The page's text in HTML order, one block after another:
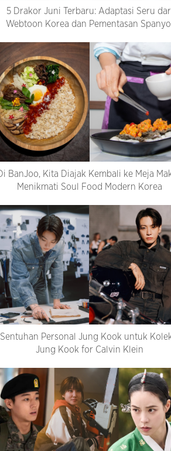
5 Drakor Juni Terbaru: Adaptasi Seru
Webtoon Korea dan Pementasan Spanyol
Di BanJoo, Kita Diajak Kembali ke Meja
Menikmati Soul Food Modern Korea
Sentuhan Personal Jung Kook untuk
Jung Kook for Calvin Klein